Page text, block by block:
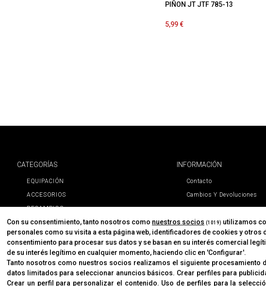
PIÑON JT JTF 785-13
5,99 €
CATEGORÍAS
EQUIPACIÓN
ACCESORIOS
RECAMBIOS
PROMOCIONES
NOVEDADES
MARCAS
MARCAS
INFORMACIÓN
Contacto
Cambios Y Devoluciones
Con su consentimiento, tanto nosotros como nuestros socios (1019) utilizamos
personales como su visita a esta página web, identificadores de cookies y
consentimiento para procesar sus datos y se basan en su interés comercial
de su interés legítimo en cualquier momento, haciendo clic en 'Configurar'.
Tanto nosotros como nuestros socios realizamos el siguiente procesamiento
datos limitados para seleccionar anuncios básicos. Crear perfiles para
Crear un perfil para personalizar el contenido. Uso de perfiles para la